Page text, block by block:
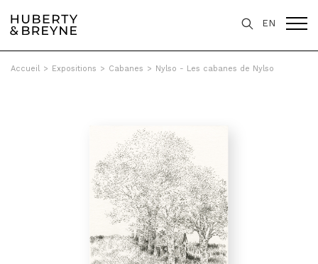
EN
Accueil > Expositions > Cabanes > Nylso - Les cabanes de Nylso